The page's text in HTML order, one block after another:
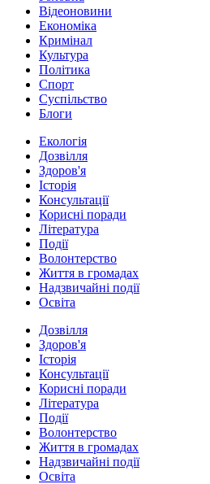
Відеоновини
Економіка
Кримінал
Культура
Політика
Спорт
Суспільство
Блоги
Екологія
Дозвілля
Здоров'я
Історія
Консультації
Корисні поради
Література
Події
Волонтерство
Життя в громадах
Надзвичайні події
Освіта
Дозвілля
Здоров'я
Історія
Консультації
Корисні поради
Література
Події
Волонтерство
Життя в громадах
Надзвичайні події
Освіта